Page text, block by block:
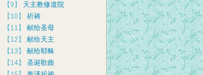
【9】 天主教修道院
【10】 祈祷
【11】 献给圣母
【12】 献给天主
【13】 献给耶稣
【14】 圣诞歌曲